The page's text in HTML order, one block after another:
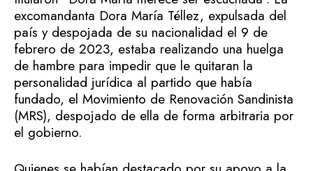
excomandanta Dora María Téllez, expulsada del
país y despojada de su nacionalidad el 9 de
febrero de 2023, estaba realizando una huelga
de hambre para impedir que le quitaran la
personalidad jurídica al partido que había
fundado, el Movimiento de Renovación Sandinista
(MRS), despojado de ella de forma arbitraria por
el gobierno.